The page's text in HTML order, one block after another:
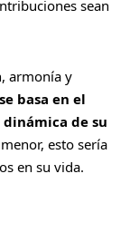
sean
armonía y
basa en el
de su
esto sería
en su vida.